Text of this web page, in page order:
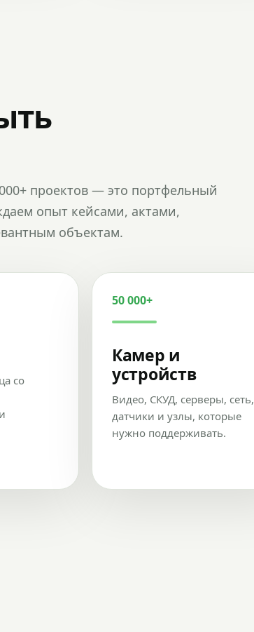
проектов — это портфельный
опыт кейсами, актами,
объектам.
со
50 000+
Камер и
устройств
Видео, СКУД, серверы, сеть,
датчики и узлы, которые
нужно поддерживать.